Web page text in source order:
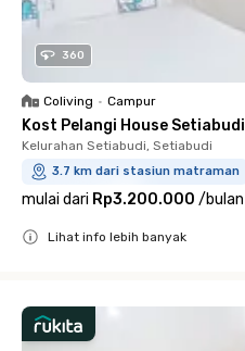
360
Coliving • Campur
Kost Pelangi House Setiabudi
Kelurahan Setiabudi, Setiabudi
3.7 km dari stasiun matraman
mulai dari Rp3.200.000 /bulan
Lihat info lebih banyak